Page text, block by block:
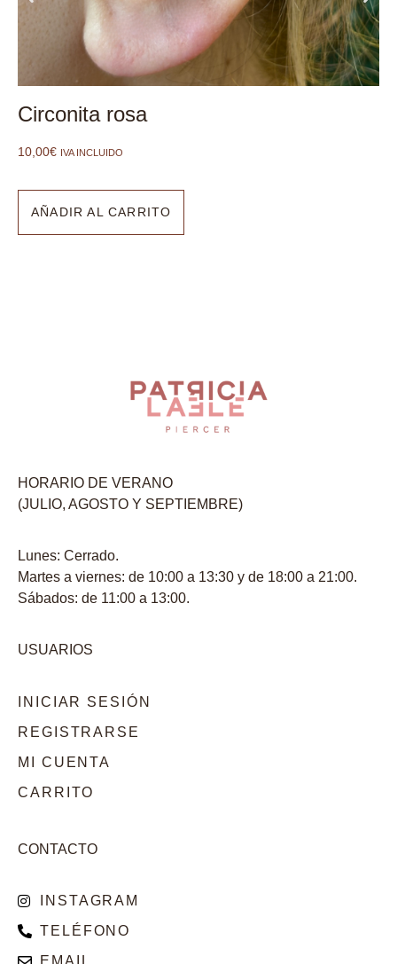
Circonita rosa
10,00€ IVA INCLUIDO
AÑADIR AL CARRITO
HORARIO DE VERANO
(JULIO, AGOSTO Y SEPTIEMBRE)
Lunes: Cerrado.
Martes a viernes: de 10:00 a 13:30 y de 18:00 a 21:00.
Sábados: de 11:00 a 13:00.
USUARIOS
INICIAR SESIÓN
REGISTRARSE
MI CUENTA
CARRITO
CONTACTO
INSTAGRAM
TELÉFONO